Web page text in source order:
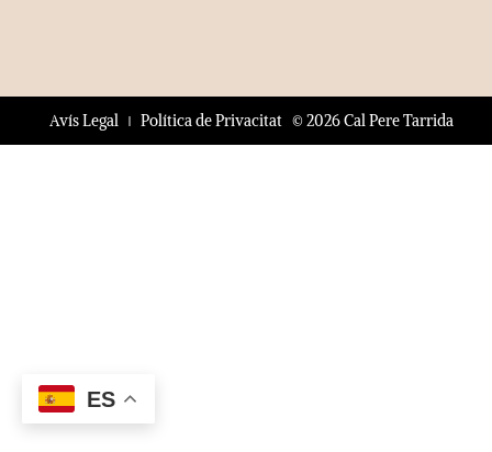
© 2026 Cal Pere Tarrida
Avís Legal Política de Privacitat
ES